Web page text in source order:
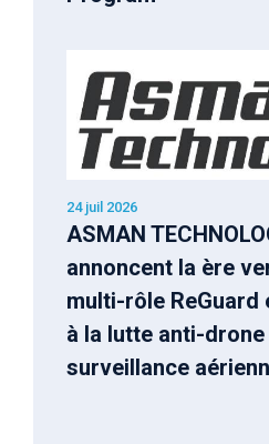
24 juil 2026
ASMAN
annoncent la ère
multi-rôle ReGuard
à la lutte anti-drone
surveillance